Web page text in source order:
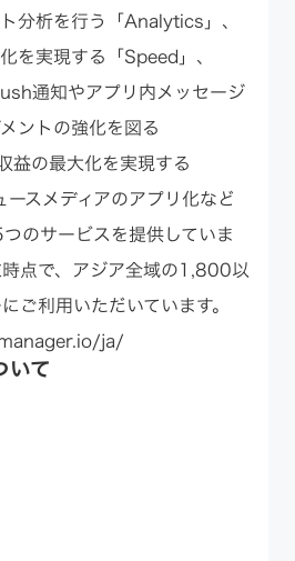
分析を行う「Analytics」、
を実現する「Speed」、
通知やアプリ内メッセージ
ントの強化を図る
益の最大化を実現する
ースメディアのアプリ化など
のサービスを提供していま
点で、アジア全域の1,800以
ご利用いただいています。
ja/
て